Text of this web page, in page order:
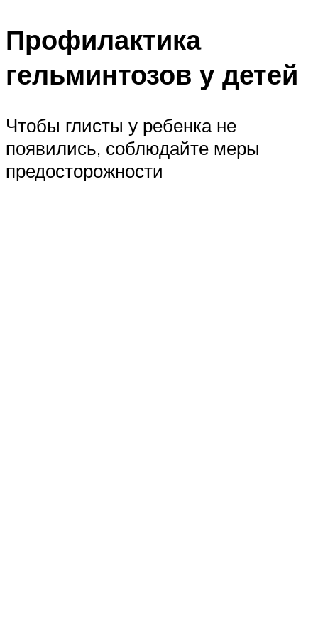
Профилактика
гельминтозов у детей
Чтобы глисты у ребенка не
появились, соблюдайте меры
предосторожности